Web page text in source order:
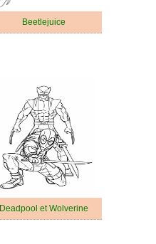
Beetlejuice
Deadpool et Wolverine